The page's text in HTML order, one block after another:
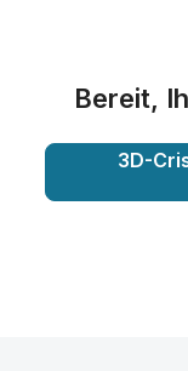
Bereit,
3D-